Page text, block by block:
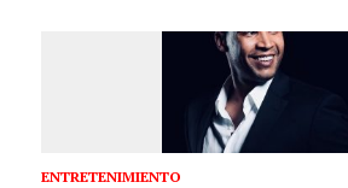
ENTRETENIMIENTO